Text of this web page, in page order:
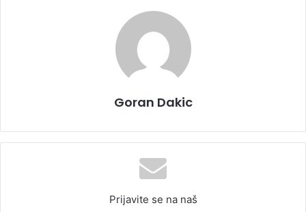
Goran Dakic
Prijavite se na naš